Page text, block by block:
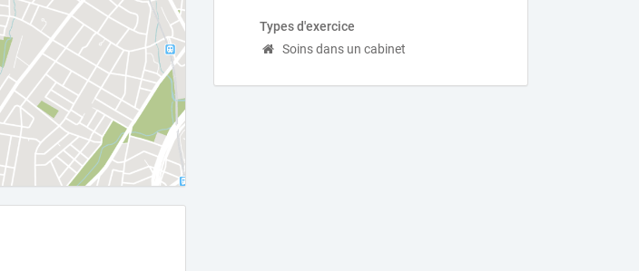
Types d'exercice
Soins dans un cabinet